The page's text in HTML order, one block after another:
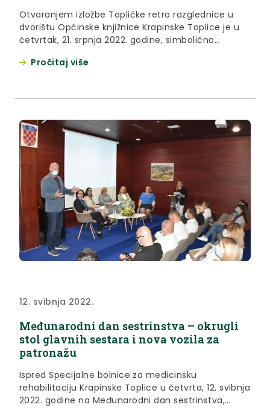
Otvaranjem izložbe Topličke retro razglednice u
dvorištu Općinske knjižnice Krapinske Toplice je u
četvrtak, 21. srpnja 2022. godine, simbolično
Pročitaj više
12. svibnja 2022.
Međunarodni dan sestrinstva – okrugli
stol glavnih sestara i nova vozila za
patronažu
Ispred Specijalne bolnice za medicinsku
rehabilitaciju Krapinske Toplice u četvrta, 12. svibnja
2022. godine na Međunarodni dan sestrinstva,